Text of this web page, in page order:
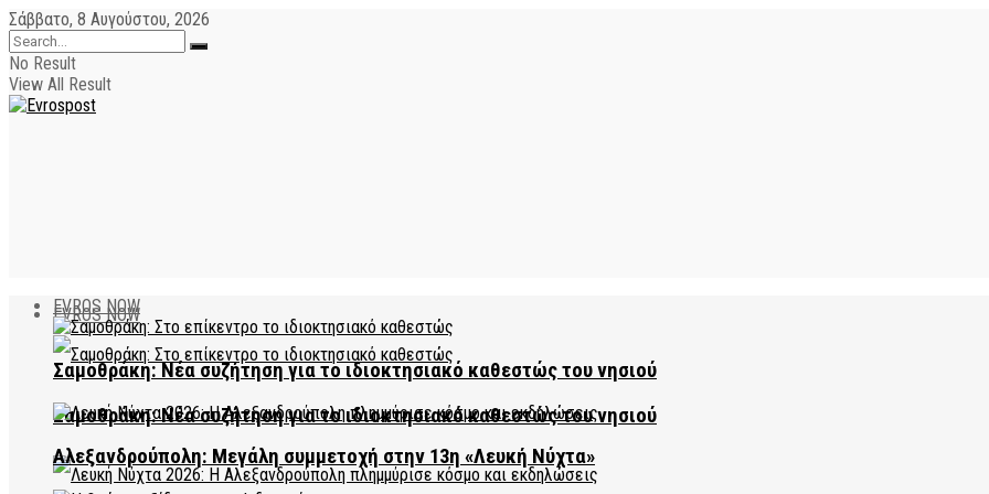
Σάββατο, 8 Αυγούστου, 2026
No Result
View All Result
EVROS NOW
Σαμοθράκη: Νέα συζήτηση για το ιδιοκτησιακό καθεστώς του νησιού
EVROS NOW
Σαμοθράκη: Νέα συζήτηση για το ιδιοκτησιακό καθεστώς του νησιού
Αλεξανδρούπολη: Μεγάλη συμμετοχή στην 13η «Λευκή Νύχτα»